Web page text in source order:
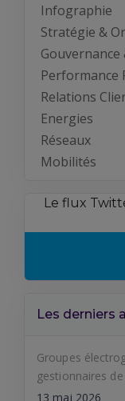
Infographie
Stratégie &
Performance
Relations
Energies
Réseaux
Mobilités
Le flux
Les derniers
Groupes
gestionnaires
13 mai 2026